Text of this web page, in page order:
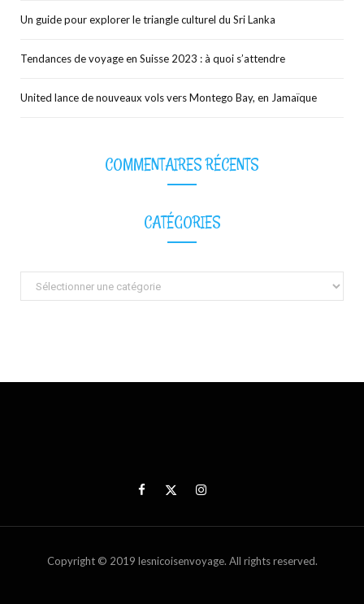
Un guide pour explorer le triangle culturel du Sri Lanka
Tendances de voyage en Suisse 2023 : à quoi s’attendre
United lance de nouveaux vols vers Montego Bay, en Jamaïque
COMMENTAIRES RÉCENTS
CATÉGORIES
Catégories
Copyright © 2019 lesnicoisenvoyage. All rights reserved.